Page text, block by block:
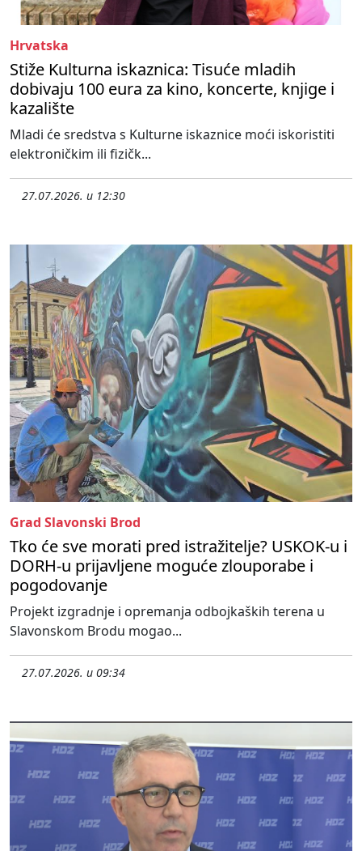
Hrvatska
Stiže Kulturna iskaznica: Tisuće mladih
dobivaju 100 eura za kino, koncerte, knjige i
kazalište
Mladi će sredstva s Kulturne iskaznice moći iskoristiti
elektroničkim ili fizičk...
27.07.2026. u 12:30
Grad Slavonski Brod
Tko će sve morati pred istražitelje? USKOK-u i
DORH-u prijavljene moguće zlouporabe i
pogodovanje
Projekt izgradnje i opremanja odbojkaških terena u
Slavonskom Brodu mogao...
27.07.2026. u 09:34